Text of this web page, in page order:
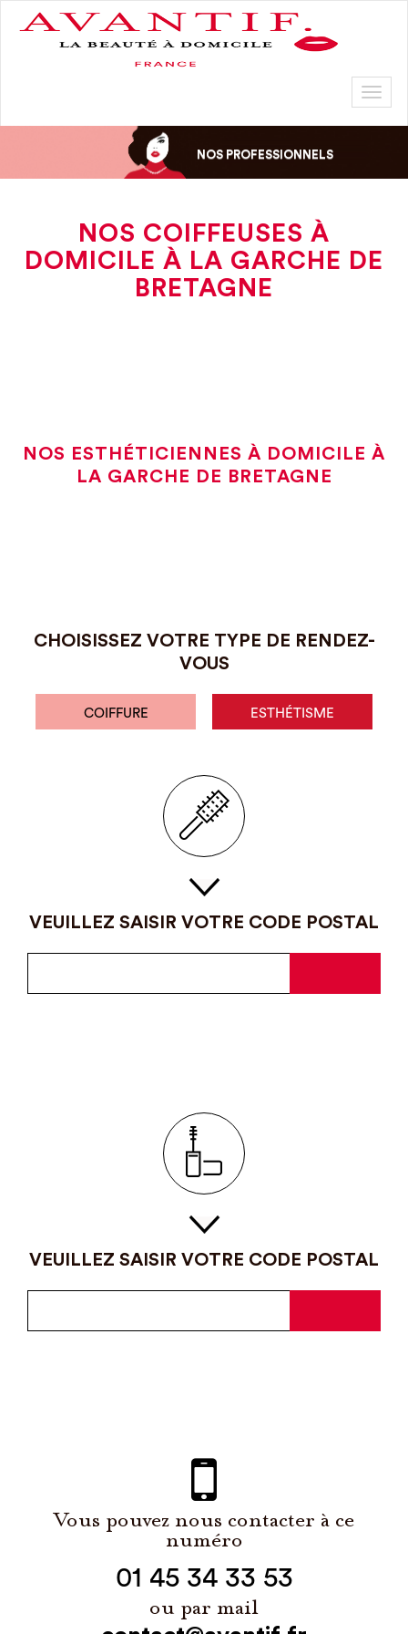
NOS PROFESSIONNELS
NOS COIFFEUSES À
DOMICILE À LA GARCHE DE
BRETAGNE
NOS ESTHÉTICIENNES À DOMICILE À
LA GARCHE DE BRETAGNE
CHOISISSEZ VOTRE TYPE DE RENDEZ-
VOUS
COIFFURE ESTHÉTISME
VEUILLEZ SAISIR VOTRE CODE POSTAL
VEUILLEZ SAISIR VOTRE CODE POSTAL
Vous pouvez nous contacter à ce
numéro
01 45 34 33 53
ou par mail